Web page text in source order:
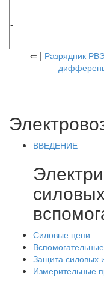
-
⇐ | Разрядник
ВВЕДЕНИЕ
Силовые цепи
Защита силовых
Измерительные